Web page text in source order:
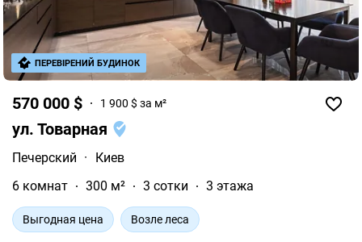
570 000 $ 1 900 $ за м²
ул. Товарная
Печерский ·
Киев
6 комнат
300 м² 3 сотки 3 этажа
Выгодная цена Возле леса
ПЕРЕВІРЕНИЙ БУДИНОК